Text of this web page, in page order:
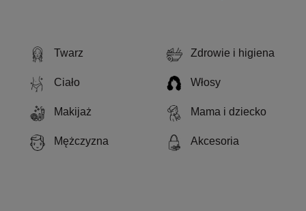
Twarz Zdrowie i higiena
Ciało Włosy
Makijaż Mama i dziecko
Mężczyzna Akcesoria